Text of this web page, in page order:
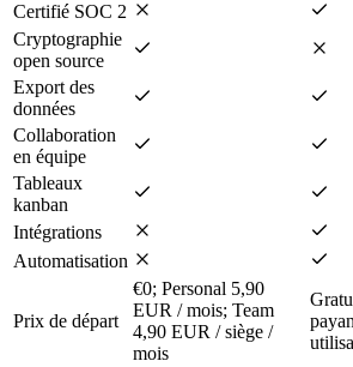
Certifié SOC 2
Cryptographie
open source
Export des
données
Collaboration
en équipe
Tableaux
kanban
Intégrations
Automatisation
Prix de départ
€0; Personal 5,90
EUR / mois; Team
4,90 EUR / siège /
mois